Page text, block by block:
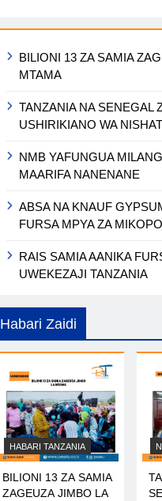
BILIONI 13 ZA SAMIA
MTAMA
TANZANIA NA SENEGAL
USHIRIKIANO WA
NMB YAFUNGUA
MAARIFA NANENANE
ABSA NA KNAUF
FURSA MPYA ZA MIKOPO
RAIS SAMIA AANIKA
UWEKEZAJI TANZANIA
Habari Zaidi
HABARI TANZANIA
BILIONI 13 ZA SAMIA
ZAGEUZA JIMBO LA